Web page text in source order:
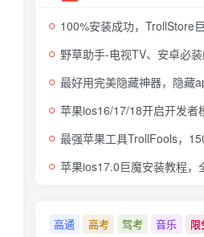
100%安装成功，TrollStore巨魔商店ios17来了，
野草助手-电视TV、安卓必装的一款
最好用完美隐藏神器，隐藏app、照片视频，自身伪装
苹果ios16/17/18开启开发者模式教程，开发
最强苹果工具TrollFools，150+插件注入，
苹果ios17.0巨魔安装教程，全网最全最细TrollStore巨魔商
高通 高考 驾考 音乐 限